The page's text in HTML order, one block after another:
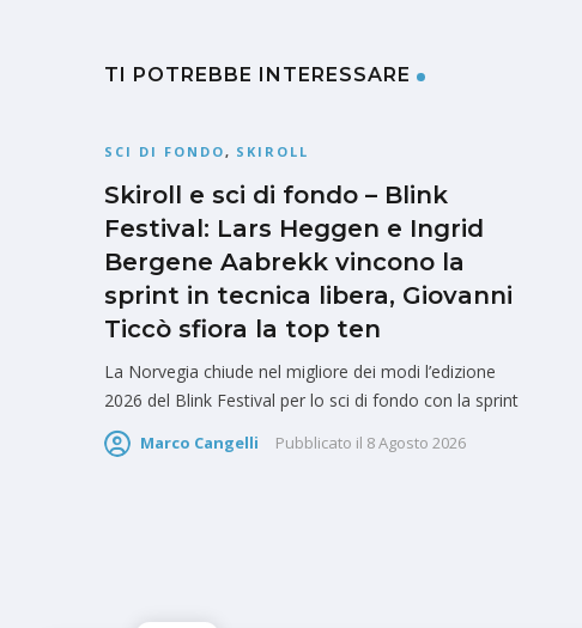
TI POTREBBE INTERESSARE
SCI DI FONDO, SKIROLL
Skiroll e sci di fondo – Blink
Festival: Lars Heggen e Ingrid
Bergene Aabrekk vincono la
sprint in tecnica libera, Giovanni
Ticcò sfiora la top ten
La Norvegia chiude nel migliore dei modi l’edizione
2026 del Blink Festival per lo sci di fondo con la sprint
Marco Cangelli Pubblicato il 8 Agosto 2026